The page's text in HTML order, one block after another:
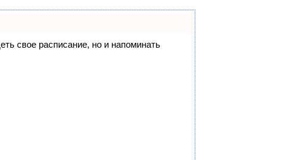
свое расписание, но и напоминать